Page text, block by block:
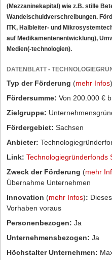
(Mezzaninekapital) wie z.B. stille
Wandelschuldverschreibungen.
ITK, Halbleiter- und
auf Medikamentenentwicklung),
Medien(-technologien).
DATENBLATT -
Typ der Förderung (mehr Infos)
Fördersumme: Von 200.000 €
Zielgruppe:
Fördergebiet: Sachsen
Anbieter:
Link: Technologiegründerfonds
Zweck der Förderung (mehr
Übernahme Unternehmen
Innovation (mehr Infos):
Vorhaben voraus
Personenbezogen: Ja
Unternehmensbezogen: Ja
Höchstalter Unternehmen: